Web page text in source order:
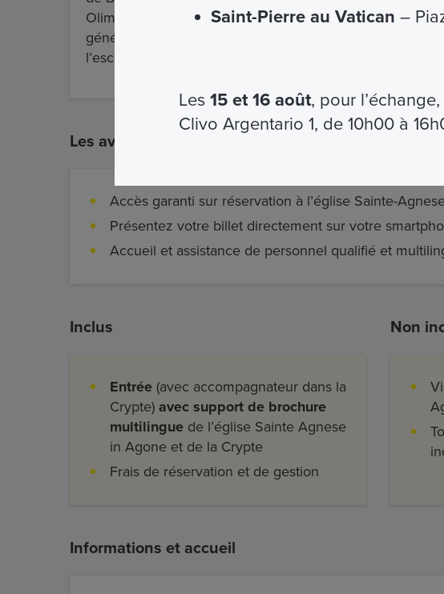
Olimpia Maidalchini, veuve du frère d’Innocent X,
générale, tandis que Giovanni Maria Baratta exécute les
l’escalier. Les modifications apportées par le
Les avantages
Accès garanti sur réservation à l’église Sainte-
Présentez votre billet directement sur votre
Accueil et assistance de personnel qualifié et
Inclus
Entrée (avec accompagnateur dans la
Crypte) avec support de brochure
multilingue de l’église Sainte Agnese
in Agone et de la Crypte
Frais de réservation et de gestion
Non
Informations et accueil
Saint-Pierre au Vatican –
Les 15 et 16 août, pour
Clivo Argentario 1, de 10h00 à